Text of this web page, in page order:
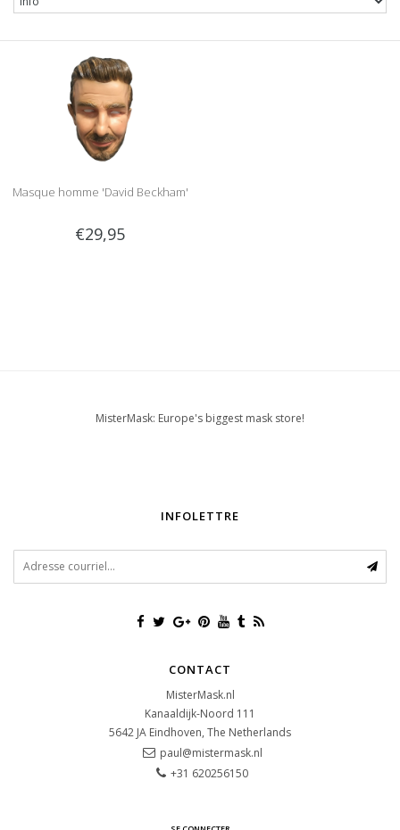
Masque homme 'David Beckham'
€29,95
MisterMask: Europe's biggest mask store!
INFOLETTRE
CONTACT
MisterMask.nl
Kanaaldijk-Noord 111
5642 JA Eindhoven, The Netherlands
paul@mistermask.nl
+31 620256150